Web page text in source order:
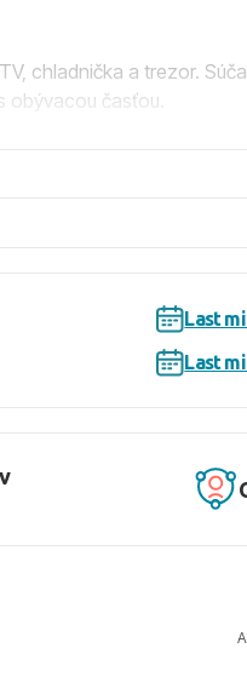
chladnička a trezor.
obývacou časťou.
štyroch barov
dňa a neobmedzené
zahraničných
Last
Last